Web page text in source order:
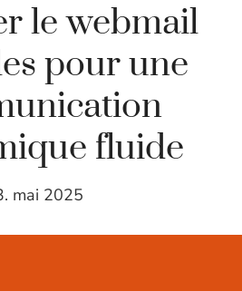
le webmail
pour une
fluide
mai 2025